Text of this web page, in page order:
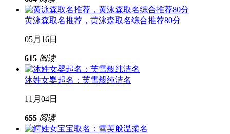
黄泳森取名推荐，黄泳森取名综合推荐80分
05月16日
615 阅读
沐姓女婴起名：芙雪般纯洁名
11月04日
655 阅读